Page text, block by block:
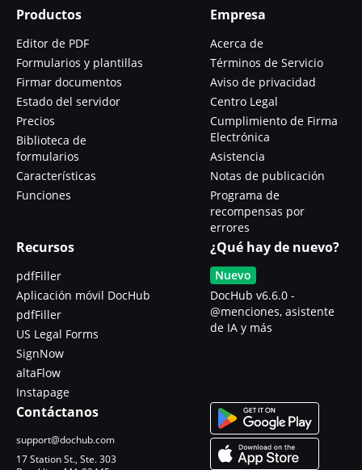
Productos
Editor de PDF
Formularios y plantillas
Firmar documentos
Estado del servidor
Precios
Biblioteca de
formularios
Características
Funciones
Empresa
Acerca de
Términos de Servicio
Aviso de privacidad
Centro Legal
Cumplimiento de Firma
Electrónica
Asistencia
Notas de publicación
Programa de
recompensas por
errores
Recursos
pdfFiller
Aplicación móvil DocHub
pdfFiller
US Legal Forms
SignNow
altaFlow
Instapage
¿Qué hay de nuevo?
Nuevo
DocHub v6.6.0 -
@menciones, asistente
de IA y más
Contáctanos
support@dochub.com
17 Station St., Ste. 303